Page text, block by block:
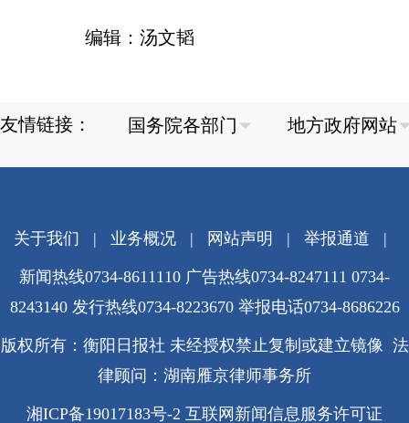
编辑：汤文韬
友情链接：
关于我们 | 业务概况| 网站声明 | 举报通道 |
新闻热线0734-8611110 广告热线0734-8247111 0734-
8243140 发行热线0734-8223670 举报电话0734-8686226
版权所有：衡阳日报社 未经授权禁止复制或建立镜像 法
律顾问：湖南雁京律师事务所
湘ICP备19017183号-2 互联网新闻信息服务许可证